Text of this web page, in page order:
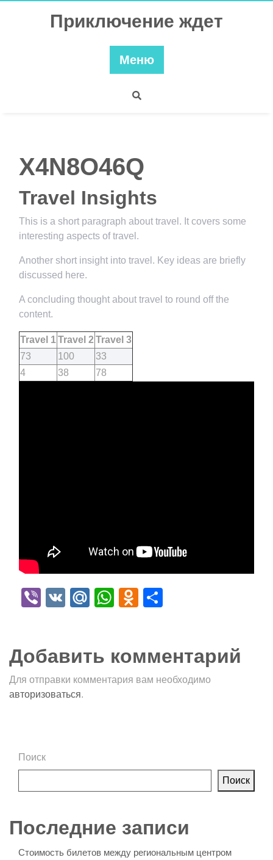
Приключение ждет
Меню
X4N8O46Q
Travel Insights
This is a short paragraph about travel. It covers some
interesting aspects of travel.
Another short insight into travel. Key ideas are briefly
discussed here.
A concluding thought about travel to round off the
content.
Travel 1Travel 2 Travel 3
73
100
33
4
38 78
Viber
VK Mail.Ru
WhatsApp
Odnoklassniki
Добавить комментарий
Для отправки комментария вам необходимо
авторизоваться.
Поиск
Поиск
Последние записи
Стоимость билетов между региональным центром